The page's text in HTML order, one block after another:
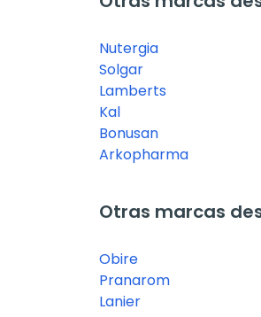
Nutergia
Solgar
Lamberts
Kal
Bonusan
Arkopharma
Otras marcas
Obire
Pranarom
Lanier